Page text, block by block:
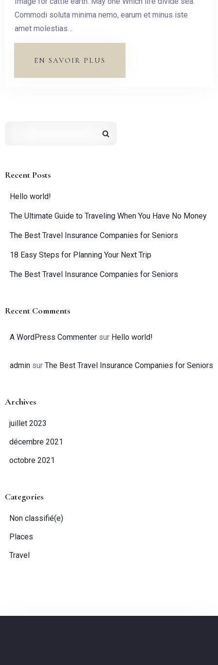
Commodi soluta minima nemo, earum et minus iste
amet molestias…
EN SAVOIR PLUS
Recent Posts
Hello world!
The Ultimate Guide to Traveling When You Have No Money
The Best Travel Insurance Companies for Seniors
18 Easy Steps for Planning Your Next Trip
The Best Travel Insurance Companies for Seniors
Recent Comments
A WordPress Commenter sur Hello world!
admin sur The Best Travel Insurance Companies for Seniors
Archives
juillet 2023
décembre 2021
octobre 2021
Categories
Non classifié(e)
Places
Travel
Pas de check-out
Invités: